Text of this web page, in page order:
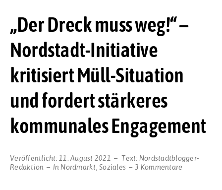
„Der Dreck muss weg!“ –
Nordstadt-Initiative
kritisiert Müll-Situation
und fordert stärkeres
kommunales Engagement
Veröffentlicht: 11. August 2021 Text: Nordstadtblogger-
Redaktion
In Nordmarkt, Soziales 3 Kommentare